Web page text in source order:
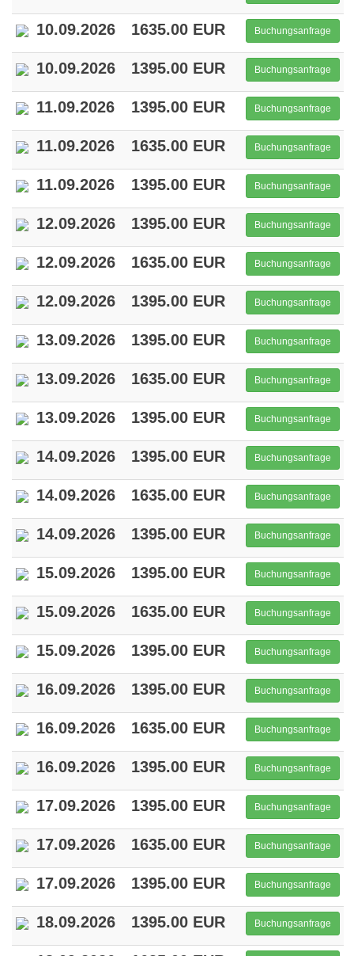
10.09.2026 1635.00 EUR Buchungsanfrage
10.09.2026 1395.00 EUR Buchungsanfrage
11.09.2026 1395.00 EUR Buchungsanfrage
11.09.2026 1635.00 EUR Buchungsanfrage
11.09.2026 1395.00 EUR Buchungsanfrage
12.09.2026 1395.00 EUR Buchungsanfrage
12.09.2026 1635.00 EUR Buchungsanfrage
12.09.2026 1395.00 EUR Buchungsanfrage
13.09.2026 1395.00 EUR Buchungsanfrage
13.09.2026 1635.00 EUR Buchungsanfrage
13.09.2026 1395.00 EUR Buchungsanfrage
14.09.2026 1395.00 EUR Buchungsanfrage
14.09.2026 1635.00 EUR Buchungsanfrage
14.09.2026 1395.00 EUR Buchungsanfrage
15.09.2026 1395.00 EUR Buchungsanfrage
15.09.2026 1635.00 EUR Buchungsanfrage
15.09.2026 1395.00 EUR Buchungsanfrage
16.09.2026 1395.00 EUR Buchungsanfrage
16.09.2026 1635.00 EUR Buchungsanfrage
16.09.2026 1395.00 EUR Buchungsanfrage
17.09.2026 1395.00 EUR Buchungsanfrage
17.09.2026 1635.00 EUR Buchungsanfrage
17.09.2026 1395.00 EUR Buchungsanfrage
18.09.2026 1395.00 EUR Buchungsanfrage